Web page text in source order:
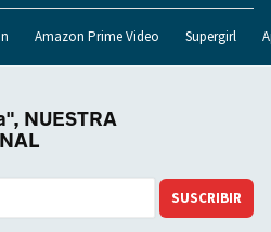
Amazon Prime Video Supergirl
NUESTRA
SUSCRIBIR